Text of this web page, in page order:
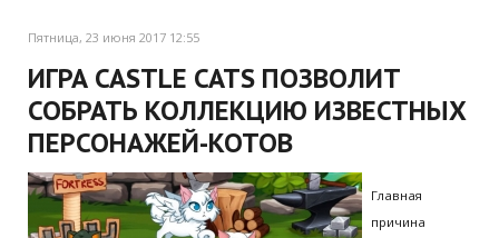
Пятница, 23 июня 2017 12:55
ИГРА CASTLE CATS ПОЗВОЛИТ
СОБРАТЬ КОЛЛЕКЦИЮ ИЗВЕСТНЫХ
ПЕРСОНАЖЕЙ-КОТОВ
Главная
причина